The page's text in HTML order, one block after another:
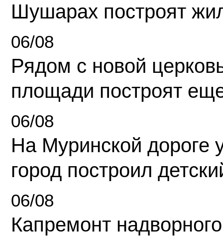
Шушарах построят
06/08
Рядом с новой
площади построят
06/08
На Муринской дороге
город построил
06/08
Капремонт